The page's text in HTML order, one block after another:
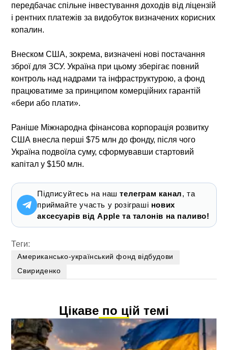
передбачає спільне інвестування доходів від ліцензій
і рентних платежів за видобуток визначених корисних
копалин.
Внеском США, зокрема, визначені нові постачання
зброї для ЗСУ. Україна при цьому зберігає повний
контроль над надрами та інфраструктурою, а фонд
працюватиме за принципом комерційних гарантій
«бери або плати».
Раніше Міжнародна фінансова корпорація розвитку
США внесла перші $75 млн до фонду, після чого
Україна подвоїла суму, сформувавши стартовий
капітал у $150 млн.
Підписуйтесь на наштелеграм канал, та
приймайте участь у розіграші нових
аксесуарів від Apple та талонів на паливо!
Теги:
Американсько-український фонд відбудови
Свириденко
Цікаве по цій темі